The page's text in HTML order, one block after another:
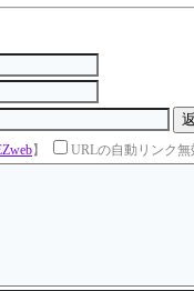
】 URLの自動リンク無